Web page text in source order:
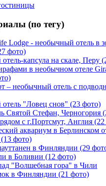
(по тегу)
Lodge - необычный отель в
фото)
капсула на скале, Перу
в необычном отеле
– необычный отель с
"Ловец снов" (23 фото)
Святой Стефан, Черногория
с г.Портсмут, Англия
аквариум в Берлинском
фото)
в Финляндии (29
в Боливии (12 фото)
"Волшебная гора" в Чили
в Финляндии (21 фото)